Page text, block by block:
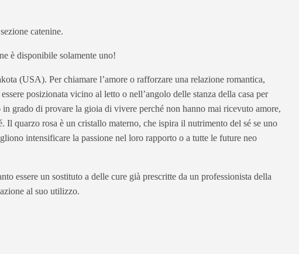
catenine.
è disponibile solamente uno!
(USA). Per chiamare l’amore o rafforzare una relazione romantica,
posizionata vicino al letto o nell’angolo delle stanza della casa per
grado di provare la gioia di vivere perché non hanno mai ricevuto amore,
quarzo rosa è un cristallo materno, che ispira il nutrimento del sé se uno
intensificare la passione nel loro rapporto o a tutte le future neo
essere un sostituto a delle cure già prescritte da un professionista della
al suo utilizzo.